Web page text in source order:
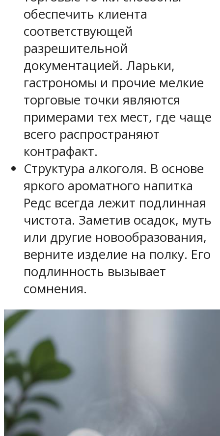
обеспечить клиента
соответствующей
разрешительной
документацией. Ларьки,
гастрономы и прочие мелкие
торговые точки являются
примерами тех мест, где чаще
всего распространяют
контрафакт.
Структура алкоголя. В основе
яркого ароматного напитка
Редс всегда лежит подлинная
чистота. Заметив осадок, муть
или другие новообразования,
верните изделие на полку. Его
подлинность вызывает
сомнения.